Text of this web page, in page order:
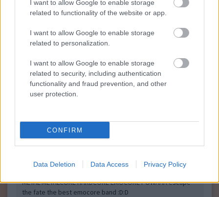
I want to allow Google to enable storage
related to functionality of the website or app.
I want to allow Google to enable storage
related to personalization.
I want to allow Google to enable storage
related to security, including authentication
functionality and fraud prevention, and other
user protection.
CONFIRM
Data Deletion Data Access Privacy Policy
powasd 2010.03.13 11:14:29
szoktam:D és SZAR A TEKTONIK HIP-HOP meg minden DISCO
vagy RAP szar :D:D metál az ész:D
Killah ökörségei. Metál az ész 2010.02.17 10:00:00
..
METAL METALCORE HARDCORE EMOCORE POWAAA escape
the fate the best emocore band :D:D